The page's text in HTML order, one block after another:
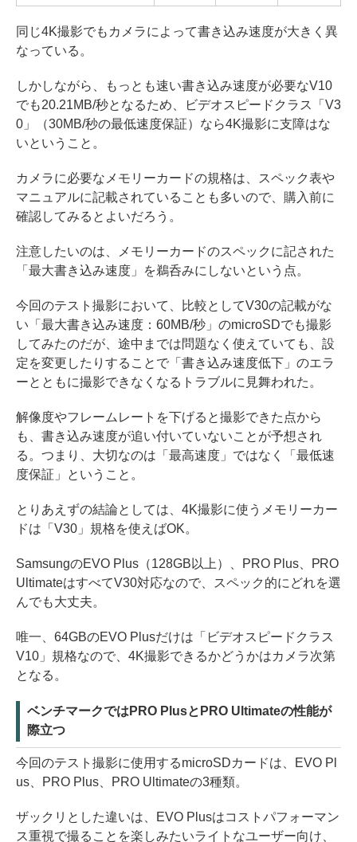
同じ4K撮影でもカメラによって書き込み速度が大きく異
なっている。
しかしながら、もっとも速い書き込み速度が必要なV10
でも20.21MB/秒となるため、ビデオスピードクラス「V3
0」（30MB/秒の最低速度保証）なら4K撮影に支障はな
いということ。
カメラに必要なメモリーカードの規格は、スペック表や
マニュアルに記載されていることも多いので、購入前に
確認してみるとよいだろう。
注意したいのは、メモリーカードのスペックに記された
「最大書き込み速度」を鵜呑みにしないという点。
今回のテスト撮影において、比較としてV30の記載がな
い「最大書き込み速度：60MB/秒」のmicroSDでも撮影
してみたのだが、途中までは問題なく使えていても、設
定を変更したりすることで「書き込み速度低下」のエラ
ーとともに撮影できなくなるトラブルに見舞われた。
解像度やフレームレートを下げると撮影できた点から
も、書き込み速度が追い付いていないことが予想され
る。つまり、大切なのは「最高速度」ではなく「最低速
度保証」ということ。
とりあえずの結論としては、4K撮影に使うメモリーカー
ドは「V30」規格を使えばOK。
SamsungのEVO Plus（128GB以上）、PRO Plus、PRO
UltimateはすべてV30対応なので、スペック的にどれを選
んでも大丈夫。
唯一、64GBのEVO Plusだけは「ビデオスピードクラス
V10」規格なので、4K撮影できるかどうかはカメラ次第
となる。
ベンチマークではPRO PlusとPRO Ultimateの性能が
際立つ
今回のテスト撮影に使用するmicroSDカードは、EVO Pl
us、PRO Plus、PRO Ultimateの3種類。
ザックリとした違いは、EVO Plusはコストパフォーマン
ス重視で撮ることを楽しみたいライトなユーザー向け、